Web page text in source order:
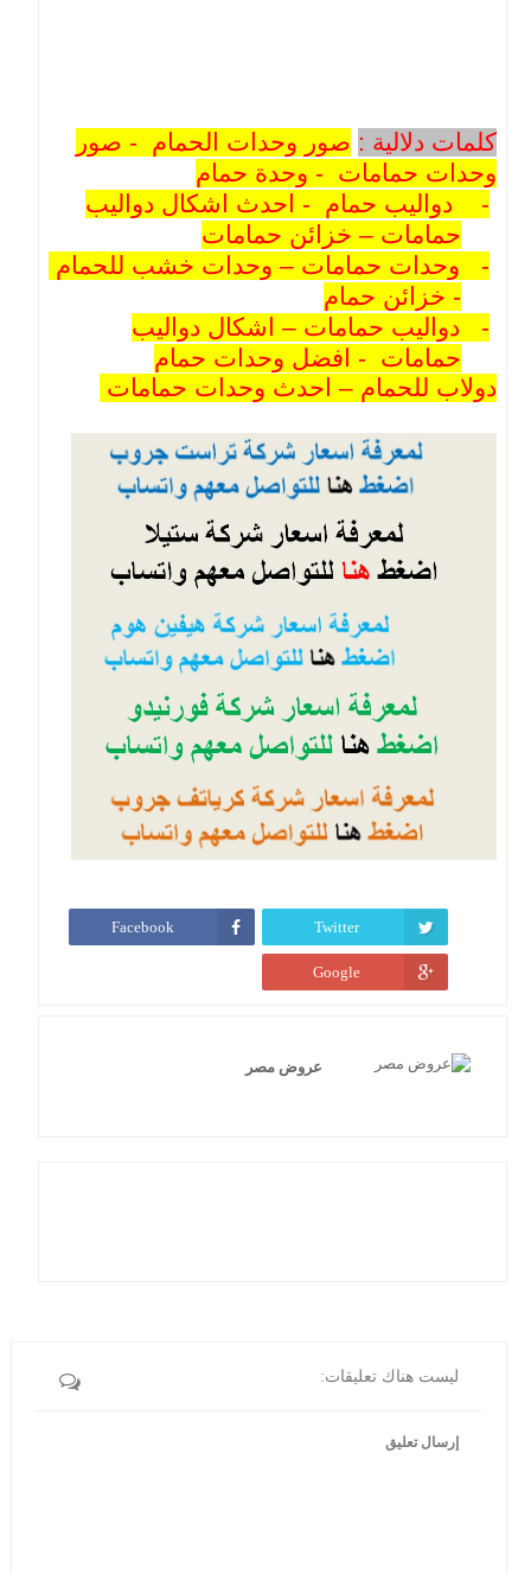
كلمات دلالية : صور وحدات الحمام - صور
وحدات حمامات - وحدة حمام
-
دواليب حمام - احدث اشكال دواليب
حمامات – خزائن حمامات
-
وحدات حمامات – وحدات خشب للحمام
- خزائن حمام
-
دواليب حمامات – اشكال دواليب
حمامات - افضل وحدات حمام
دولاب للحمام – احدث وحدات حمامات
Twitter
Facebook
Google
عروض مصر
ليست هناك تعليقات:
إرسال تعليق